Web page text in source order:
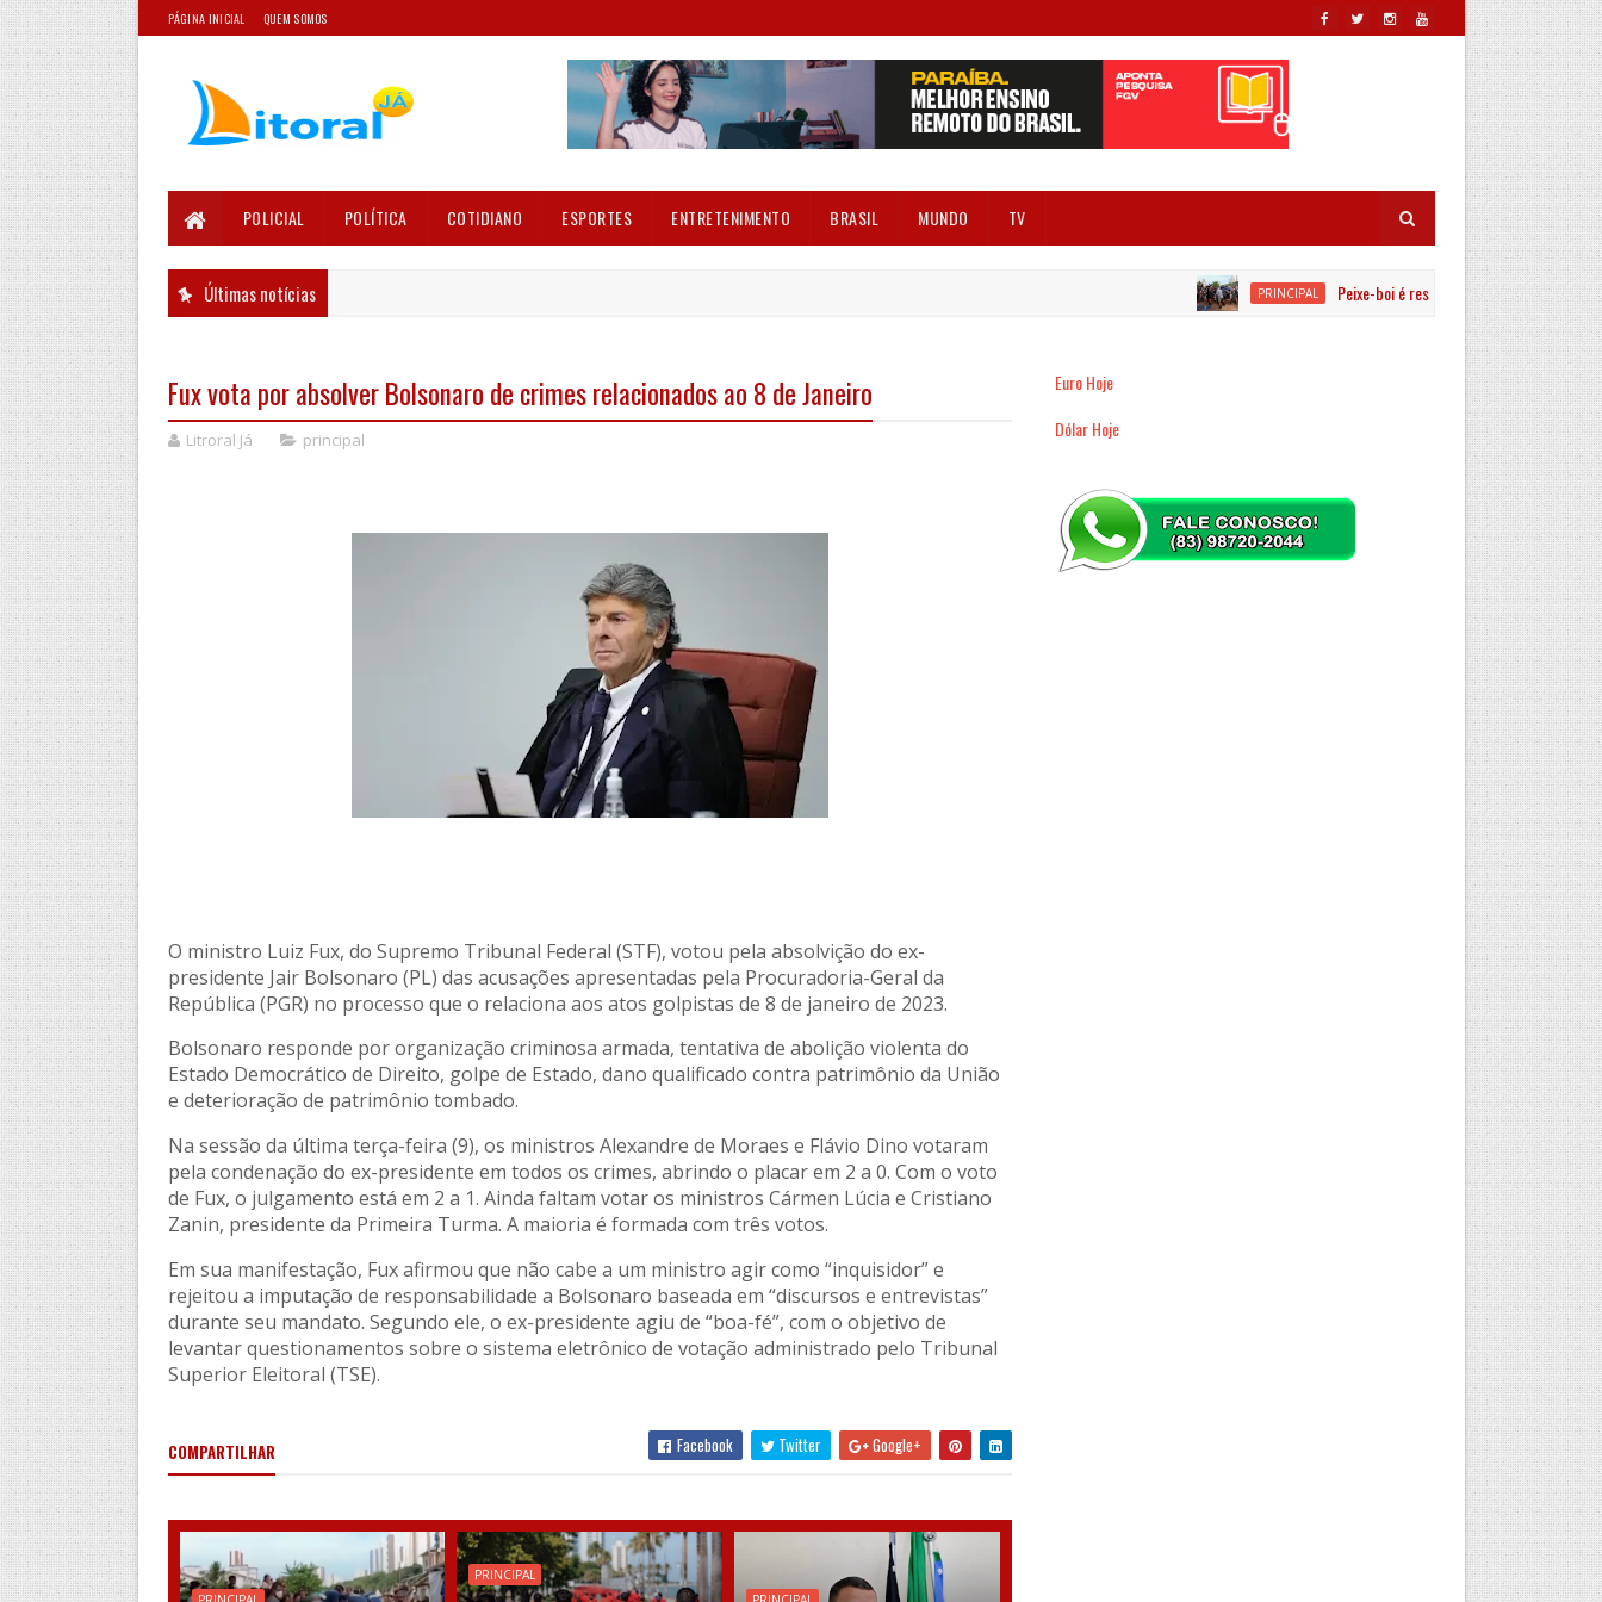
PÁGINA INICIAL QUEM SOMOS
POLICIAL POLÍTICA COTIDIANO ESPORTES ENTRETENIMENTO BRASIL MUNDO TV
Últimas notícias PRINCIPAL Peixe-boi é resgatado por equipes ambientais
Fux vota por absolver Bolsonaro de crimes relacionados ao 8 de Janeiro
Litroral Já principal
O ministro Luiz Fux, do Supremo Tribunal Federal (STF), votou pela absolvição do ex-
presidente Jair Bolsonaro (PL) das acusações apresentadas pela Procuradoria-Geral da
República (PGR) no processo que o relaciona aos atos golpistas de 8 de janeiro de 2023.
Bolsonaro responde por organização criminosa armada, tentativa de abolição violenta do
Estado Democrático de Direito, golpe de Estado, dano qualificado contra patrimônio da União
e deterioração de patrimônio tombado.
Na sessão da última terça-feira (9), os ministros Alexandre de Moraes e Flávio Dino votaram
pela condenação do ex-presidente em todos os crimes, abrindo o placar em 2 a 0. Com o voto
de Fux, o julgamento está em 2 a 1. Ainda faltam votar os ministros Cármen Lúcia e Cristiano
Zanin, presidente da Primeira Turma. A maioria é formada com três votos.
Em sua manifestação, Fux afirmou que não cabe a um ministro agir como “inquisidor” e
rejeitou a imputação de responsabilidade a Bolsonaro baseada em “discursos e entrevistas”
durante seu mandato. Segundo ele, o ex-presidente agiu de “boa-fé”, com o objetivo de
levantar questionamentos sobre o sistema eletrônico de votação administrado pelo Tribunal
Superior Eleitoral (TSE).
COMPARTILHAR Facebook Twitter Google+
PRINCIPAL
Euro Hoje
Dólar Hoje